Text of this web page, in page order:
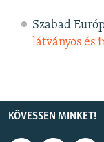
Szabad
látványos és
KÖVESSEN MINKET!